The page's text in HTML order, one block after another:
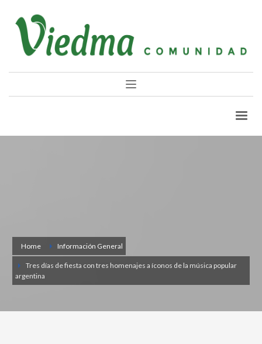
Home Información General
Tres días de fiesta con tres homenajes a íconos de la música popular
argentina